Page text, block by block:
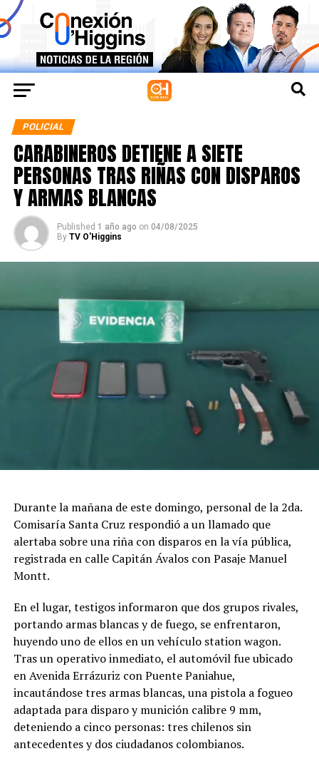
POLICIAL
CARABINEROS DETIENE A SIETE
PERSONAS TRAS RIÑAS CON DISPAROS
Y ARMAS BLANCAS
Published 1 año ago on 04/08/2025
By TV O'Higgins
Durante la mañana de este domingo, personal de la 2da.
Comisaría Santa Cruz respondió a un llamado que
alertaba sobre una riña con disparos en la vía pública,
registrada en calle Capitán Ávalos con Pasaje Manuel
Montt.
En el lugar, testigos informaron que dos grupos rivales,
portando armas blancas y de fuego, se enfrentaron,
huyendo uno de ellos en un vehículo station wagon.
Tras un operativo inmediato, el automóvil fue ubicado
en Avenida Errázuriz con Puente Paniahue,
incautándose tres armas blancas, una pistola a fogueo
adaptada para disparo y munición calibre 9 mm,
deteniendo a cinco personas: tres chilenos sin
antecedentes y dos ciudadanos colombianos.